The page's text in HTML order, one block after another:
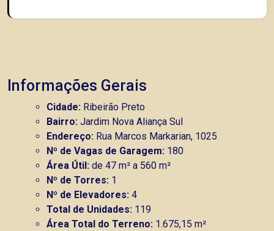
Informações Gerais
Cidade: Ribeirão Preto
Bairro: Jardim Nova Aliança Sul
Endereço: Rua Marcos Markarian, 1025
Nº de Vagas de Garagem: 180
Área Útil: de 47 m² a 560 m²
Nº de Torres: 1
Nº de Elevadores: 4
Total de Unidades: 119
Área Total do Terreno: 1.675,15 m²